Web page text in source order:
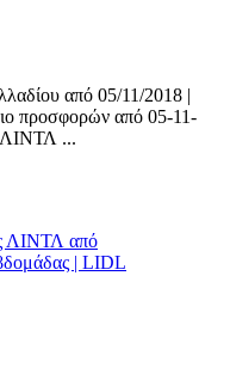
από 05/11/2018 |
προσφορών από 05-11-
ΛΙΝΤΛ ...